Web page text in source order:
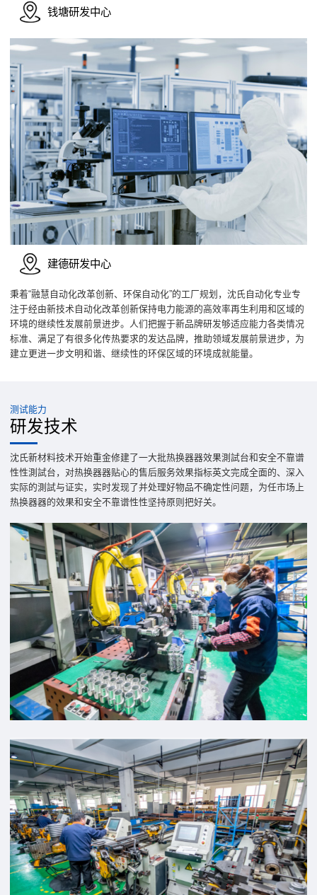
钱塘研发中心
建德研发中心
秉着“融慧自动化改革创新、环保自动化”的工厂规划，沈氏自动化专业专
注于经由新技术自动化改革创新保持电力能源的高效率再生利用和区域的
环境的继续性发展前景进步。人们把握于新品牌研发够适应能力各类情况
标准、满足了有很多化传热要求的发达品牌，推助领域发展前景进步，为
建立更进一步文明和谐、继续性的环保区域的环境成就能量。
测试能力
研发技术
沈氏新材料技术开始重金修建了一大批热换器器效果測試台和安全不靠谱
性性測試台，对热换器器贴心的售后服务效果指标英文完成全面的、深入
实际的測試与证实，实时发现了并处理好物品不确定性问题，为任市场上
热换器器的效果和安全不靠谱性性坚持原则把好关。